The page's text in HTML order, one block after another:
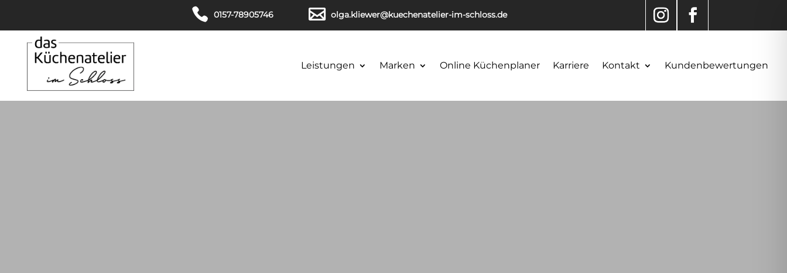
0157-78905746 olga.kliewer@kuechenatelier-im-schloss.de
Leistungen Marken Online Küchenplaner Karriere Kontakt Kundenbewertungen